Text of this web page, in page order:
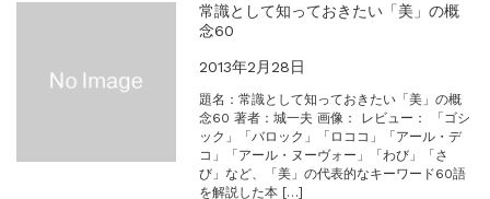
常識として知っておきたい「美」の概
念60
2013年2月28日
題名：常識として知っておきたい「美」の概
念60 著者：城一夫 画像： レビュー： 「ゴシ
ック」「バロック」「ロココ」「アール・デ
コ」「アール・ヌーヴォー」「わび」「さ
び」など、「美」の代表的なキーワード60語
を解説した本 […]